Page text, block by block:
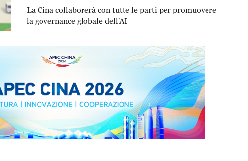
La Cina collaborerà con tutte le parti per promuovere
la governance globale dell'AI